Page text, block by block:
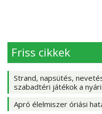
Friss cikkek
Strand, napsütés,
szabadtéri játékok a
Apró élelmiszer óriási